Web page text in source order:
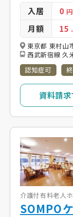
入居 0 円
月額 15
東京都 東村山
西武新宿線 久
認知症可
資料請求
介護付有料老人
SOMPO